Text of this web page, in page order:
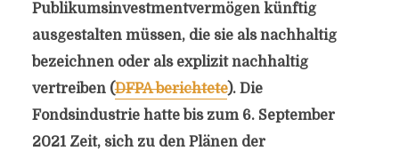
Publikumsinvestmentvermögen künftig
ausgestalten müssen, die sie als nachhaltig
bezeichnen oder als explizit nachhaltig
vertreiben (DFPA berichtete). Die
Fondsindustrie hatte bis zum 6. September
2021 Zeit, sich zu den Plänen der